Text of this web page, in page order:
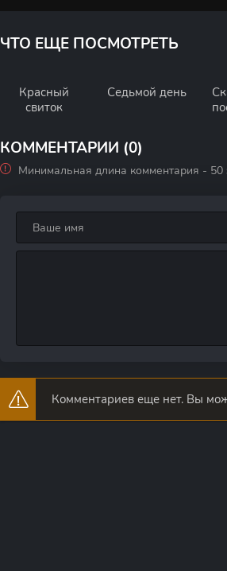
ЧТО ЕЩЕ ПОСМОТРЕТЬ
Красный
свиток
Седьмой день
КОММЕНТАРИИ (0)
Минимальная длина комментария -
Комментариев еще нет. Вы